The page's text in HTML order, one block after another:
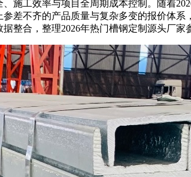
工效率与项目全周期成本控制。随着
差不齐的产品质量与复杂多变的报价体
合，整理2026年热门槽钢定制源头厂家